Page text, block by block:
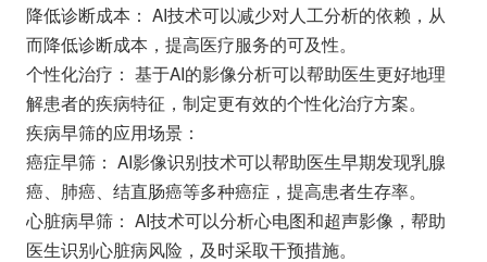
降低诊断成本： AI技术可以减少对人工分析的依赖，从
而降低诊断成本，提高医疗服务的可及性。
个性化治疗： 基于AI的影像分析可以帮助医生更好地理
解患者的疾病特征，制定更有效的个性化治疗方案。
疾病早筛的应用场景：
癌症早筛： AI影像识别技术可以帮助医生早期发现乳腺
癌、肺癌、结直肠癌等多种癌症，提高患者生存率。
心脏病早筛： AI技术可以分析心电图和超声影像，帮助
医生识别心脏病风险，及时采取干预措施。